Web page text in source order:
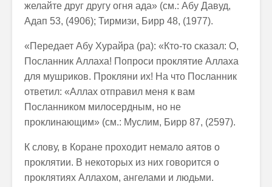
желайте друг другу огня ада» (см.: Абу Давуд,
Адап 53, (4906); Тирмизи, Бирр 48, (1977).
«Передает Абу Хурайра (ра): «Кто-то сказал: О,
Посланник Аллаха! Попроси проклятие Аллаха
для мушриков. Прокляни их! На что Посланник
ответил: «Аллах отправил меня к вам
Посланником милосердным, но не
проклинающим» (см.: Муслим, Бирр 87, (2597).
К слову, в Коране проходит немало аятов о
проклятии. В некоторых из них говорится о
проклятиях Аллахом, ангелами и людьми.